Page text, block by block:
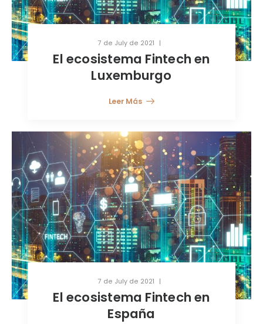
7 de July de 2021
El ecosistema Fintech en
Luxemburgo
Leer Más
7 de July de 2021
El ecosistema Fintech en
España